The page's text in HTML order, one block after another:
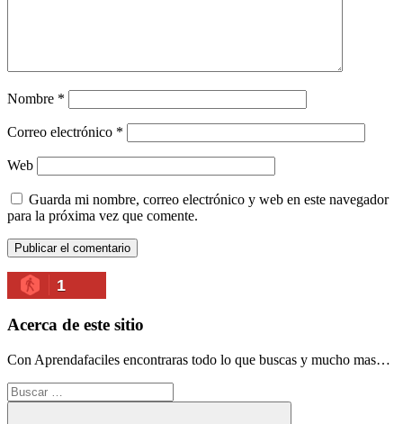
Nombre *
Correo electrónico *
Web
Guarda mi nombre, correo electrónico y web en este navegador
para la próxima vez que comente.
1
Acerca de este sitio
Con Aprendafaciles encontraras todo lo que buscas y mucho mas…
Buscar: